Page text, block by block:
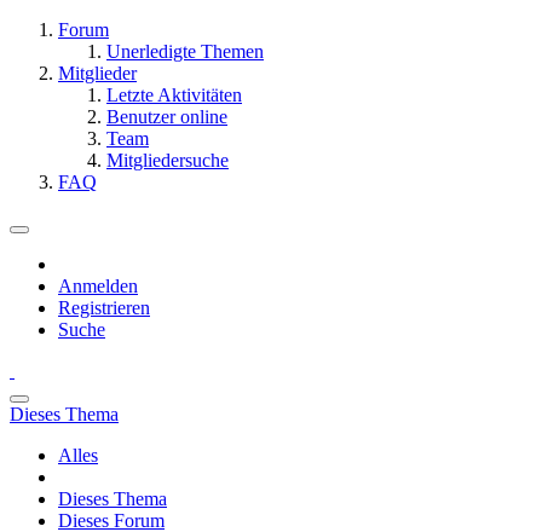
Forum
Unerledigte Themen
Mitglieder
Letzte Aktivitäten
Benutzer online
Team
Mitgliedersuche
FAQ
Anmelden
Registrieren
Suche
Dieses Thema
Alles
Dieses Thema
Dieses Forum